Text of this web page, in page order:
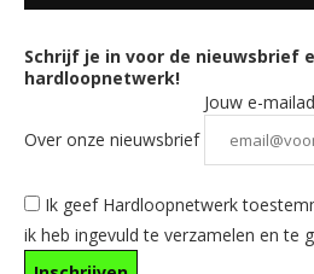
Schrijf je in voor de nieuwsbrief
hardloopnetwerk!
Over onze nieuwsbrief
Jouw e-
Ik geef Hardloopnetwerk
ik heb ingevuld te verzamelen en te